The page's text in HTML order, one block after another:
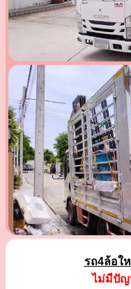
รถ4ล้อใ
ไม่มีปัญ